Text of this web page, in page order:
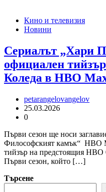
Кино и телевизия
Новини
Сериалът „Хари
официален
Коледа в HBO
petarangelovangelov
25.03.2026
0
Първи сезон ще носи
Философският камък“ HBO
тийзър на предстоящия
Първи сезон, който […]
Търсене